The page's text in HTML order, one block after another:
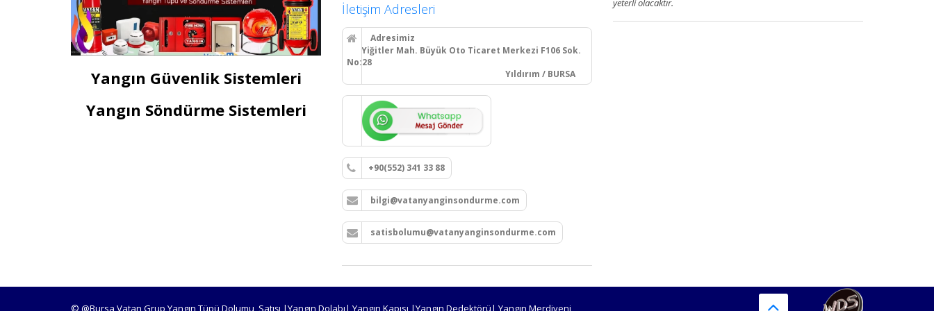
Yangın Güvenlik Sistemleri
Yangın Söndürme Sistemleri
İletişim Adresleri
Adresimiz
Yiğitler Mah. Büyük Oto Ticaret Merkezi F106 Sok.
No:28
Yıldırım / BURSA
+90(552) 341 33 88
bilgi@vatanyanginsondurme.com
satisbolumu@vatanyanginsondurme.com
yeterli olacaktır.
© @Bursa Vatan Grup Yangın Tüpü Dolumu, Satışı |Yangın Dolabı| Yangın Kapısı |Yangın Dedektörü| Yangın Merdiveni